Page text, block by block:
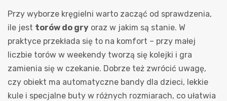
Przy wyborze kręgielni warto zacząć od sprawdzenia,
ile jest torów do gry oraz w jakim są stanie. W
praktyce przekłada się to na komfort – przy małej
liczbie torów w weekendy tworzą się kolejki i gra
zamienia się w czekanie. Dobrze też zwrócić uwagę,
czy obiekt ma automatyczne bandy dla dzieci, lekkie
kule i specjalne buty w różnych rozmiarach, co ułatwia